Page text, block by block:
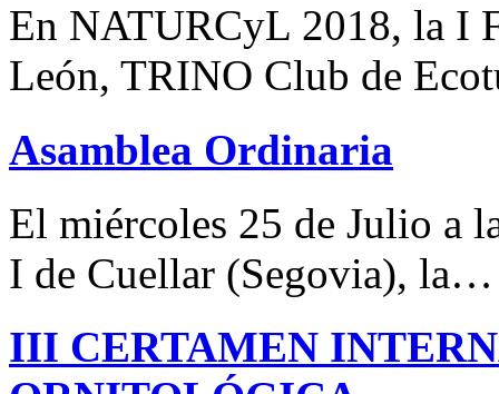
En NATURCyL 2018, la I
León, TRINO Club de
Asamblea Ordinaria
El miércoles 25 de Julio a
I de Cuellar (Segovia), la…
III CERTAMEN